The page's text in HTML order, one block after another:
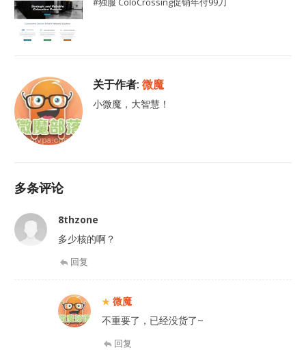
关于作者:微魔
小微魔，大智慧！
多条评论
8thzone
多少核的啊？
回复
微魔
不重要了，已经没货了~
回复